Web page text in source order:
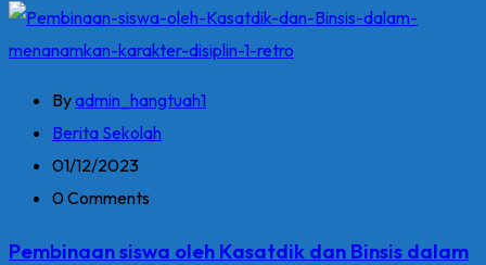
Byadmin_hangtuah1
Berita Sekolah
01/12/2023
0 Comments
Pembinaan siswa oleh Kasatdik dan Binsis dalam